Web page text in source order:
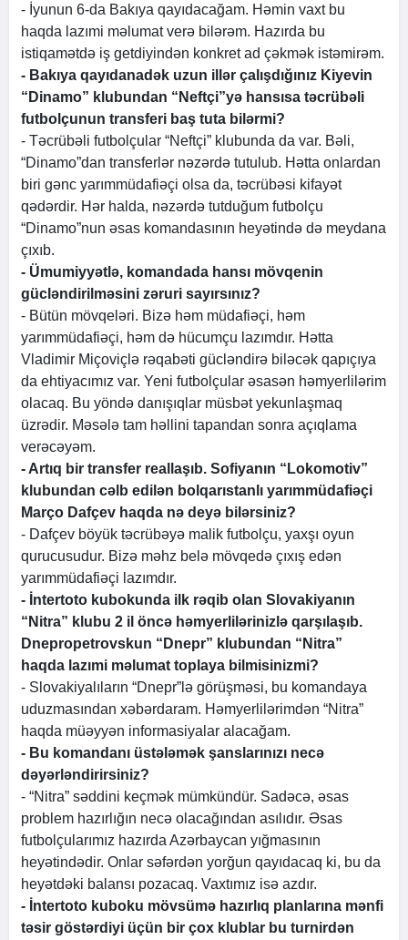
- İyunun 6-da Bakıya qayıdacağam. Həmin vaxt bu
haqda lazımi məlumat verə bilərəm. Hazırda bu
istiqamətdə iş getdiyindən konkret ad çəkmək istəmirəm.
- Bakıya qayıdanadək uzun illər çalışdığınız Kiyevin
“Dinamo” klubundan “Neftçi”yə hansısa təcrübəli
futbolçunun transferi baş tuta bilərmi?
- Təcrübəli futbolçular “Neftçi” klubunda da var. Bəli,
“Dinamo”dan transferlər nəzərdə tutulub. Hətta onlardan
biri gənc yarımmüdafiəçi olsa da, təcrübəsi kifayət
qədərdir. Hər halda, nəzərdə tutduğum futbolçu
“Dinamo”nun əsas komandasının heyətində də meydana
çıxıb.
- Ümumiyyətlə, komandada hansı mövqenin
gücləndirilməsini zəruri sayırsınız?
- Bütün mövqeləri. Bizə həm müdafiəçi, həm
yarımmüdafiəçi, həm də hücumçu lazımdır. Hətta
Vladimir Miçoviçlə rəqabəti gücləndirə biləcək qapıçıya
da ehtiyacımız var. Yeni futbolçular əsasən həmyerlilərim
olacaq. Bu yöndə danışıqlar müsbət yekunlaşmaq
üzrədir. Məsələ tam həllini tapandan sonra açıqlama
verəcəyəm.
- Artıq bir transfer reallaşıb. Sofiyanın “Lokomotiv”
klubundan cəlb edilən bolqarıstanlı yarımmüdafiəçi
Março Dafçev haqda nə deyə bilərsiniz?
- Dafçev böyük təcrübəyə malik futbolçu, yaxşı oyun
qurucusudur. Bizə məhz belə mövqedə çıxış edən
yarımmüdafiəçi lazımdır.
- İntertoto kubokunda ilk rəqib olan Slovakiyanın
“Nitra” klubu 2 il öncə həmyerlilərinizlə qarşılaşıb.
Dnepropetrovskun “Dnepr” klubundan “Nitra”
haqda lazımi məlumat toplaya bilmisinizmi?
- Slovakiyalıların “Dnepr”lə görüşməsi, bu komandaya
uduzmasından xəbərdaram. Həmyerlilərimdən “Nitra”
haqda müəyyən informasiyalar alacağam.
- Bu komandanı üstələmək şanslarınızı necə
dəyərləndirirsiniz?
- “Nitra” səddini keçmək mümkündür. Sadəcə, əsas
problem hazırlığın necə olacağından asılıdır. Əsas
futbolçularımız hazırda Azərbaycan yığmasının
heyətindədir. Onlar səfərdən yorğun qayıdacaq ki, bu da
heyətdəki balansı pozacaq. Vaxtımız isə azdır.
- İntertoto kuboku mövsümə hazırlıq planlarına mənfi
təsir göstərdiyi üçün bir çox klublar bu turnirdən